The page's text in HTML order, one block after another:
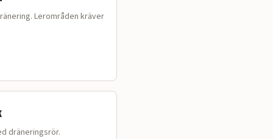
Lerområden kräver
dräneringsrör.